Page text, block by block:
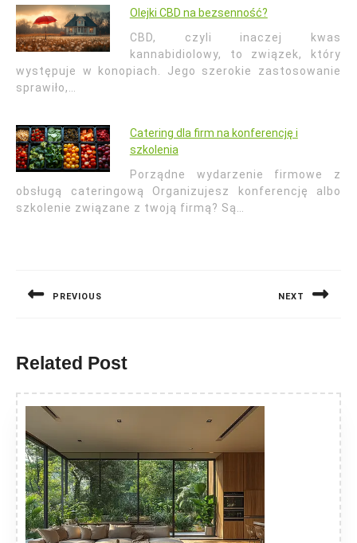
Olejki CBD na bezsenność?
CBD, czyli inaczej kwas
kannabidiolowy, to związek, który
występuje w konopiach. Jego szerokie zastosowanie
sprawiło,…
Catering dla firm na konferencję i
szkolenia
Porządne wydarzenie firmowe z
obsługą cateringową Organizujesz konferencję albo
szkolenie związane z twoją firmą? Są…
PREVIOUS NEXT
Related Post